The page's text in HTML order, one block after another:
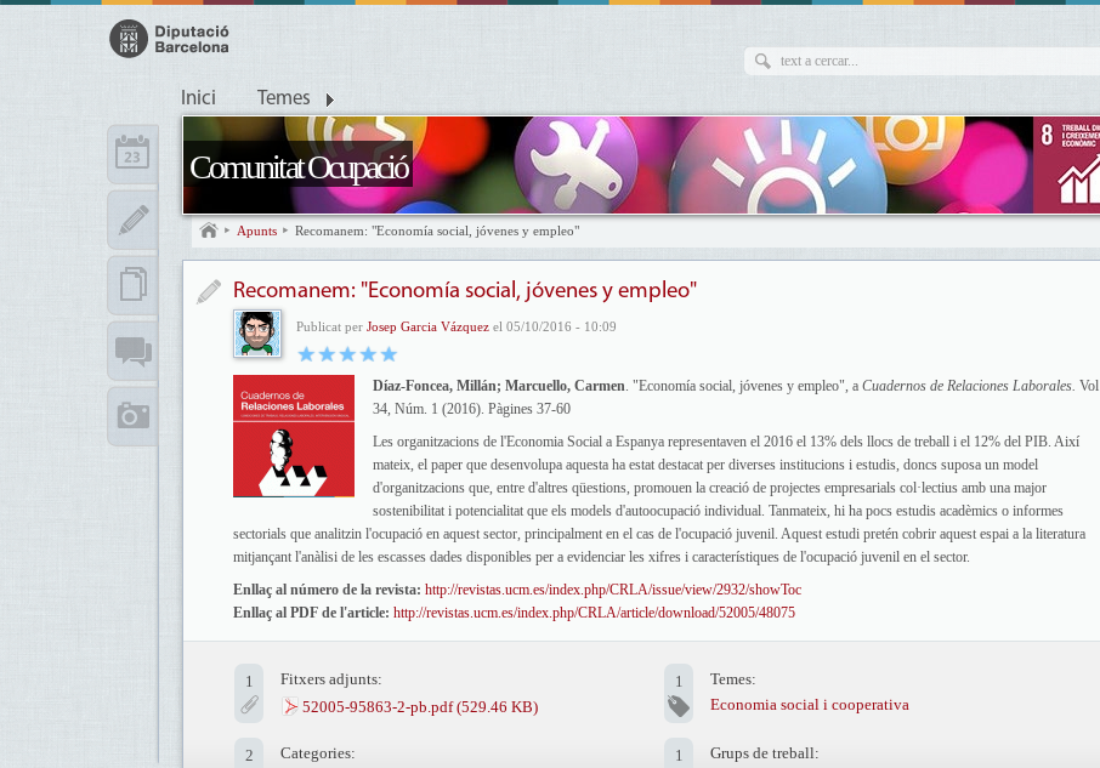
Inici Temes
Comunitat Ocupació
Apunts Recomanem: "Economía social, jóvenes y empleo"
Recomanem: "Economía social, jóvenes y empleo"
Publicat per Josep Garcia Vázquez el 05/10/2016 - 10:09
Díaz-Foncea, Millán; Marcuello, Carmen. "Economía social, jóvenes y empleo", a Cuadernos de Relaciones Laborales. Vol
34, Núm. 1 (2016). Pàgines 37-60
Les organitzacions de l'Economia Social a Espanya representaven el 2016 el 13% dels llocs de treball i el 12% del PIB. Així
mateix, el paper que desenvolupa aquesta ha estat destacat per diverses institucions i estudis, doncs suposa un model
d'organitzacions que, entre d'altres qüestions, promouen la creació de projectes empresarials col·lectius amb una major
sostenibilitat i potencialitat que els models d'autoocupació individual. Tanmateix, hi ha pocs estudis acadèmics o informes
sectorials que analitzin l'ocupació en aquest sector, principalment en el cas de l'ocupació juvenil. Aquest estudi pretén cobrir aquest espai a la literatura
mitjançant l'anàlisi de les escasses dades disponibles per a evidenciar les xifres i característiques de l'ocupació juvenil en el sector.
Enllaç al número de la revista: http://revistas.ucm.es/index.php/CRLA/issue/view/2932/showToc
Enllaç al PDF de l'article: http://revistas.ucm.es/index.php/CRLA/article/download/52005/48075
1
Fitxers adjunts:
52005-95863-2-pb.pdf (529.46 KB)
1
Temes:
Economia social i cooperativa
2
Categories:
1
Grups de treball: